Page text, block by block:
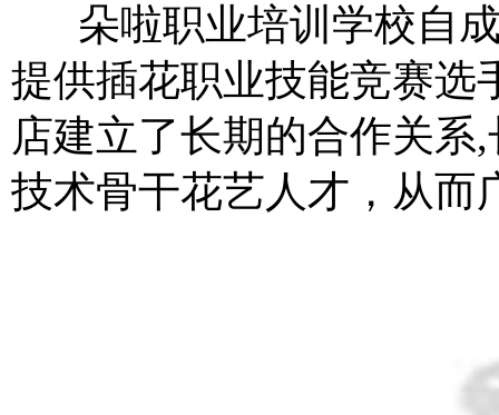
朵啦职业培训学校自成
提供插花职业技能竞赛选
店建立了长期的合作关
技术骨干花艺人才，从而